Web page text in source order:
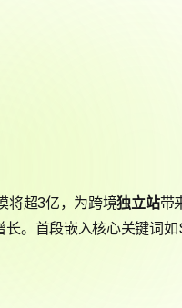
将超3亿，为跨境独立站带
。首段嵌入核心关键词